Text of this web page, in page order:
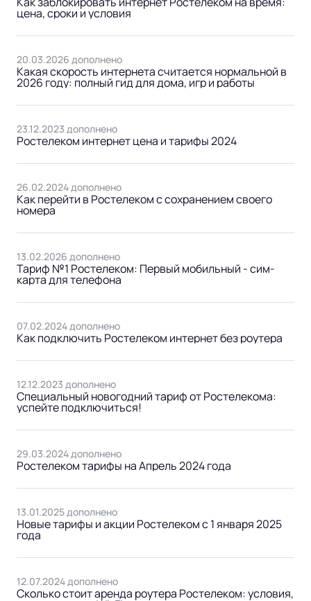
цена, сроки и условия
20.03.2026 дополнено
Какая скорость интернета считается нормальной в
2026 году: полный гид для дома, игр и работы
23.12.2023 дополнено
Ростелеком интернет цена и тарифы 2024
26.02.2024 дополнено
Как перейти в Ростелеком с сохранением своего
номера
13.02.2026 дополнено
Тариф №1 Ростелеком: Первый мобильный - сим-
карта для телефона
07.02.2024 дополнено
Как подключить Ростелеком интернет без роутера
12.12.2023 дополнено
Специальный новогодний тариф от Ростелекома:
успейте подключиться!
29.03.2024 дополнено
Ростелеком тарифы на Апрель 2024 года
13.01.2025 дополнено
Новые тарифы и акции Ростелеком с 1 января 2025
года
12.07.2024 дополнено
Сколько стоит аренда роутера Ростелеком: условия,